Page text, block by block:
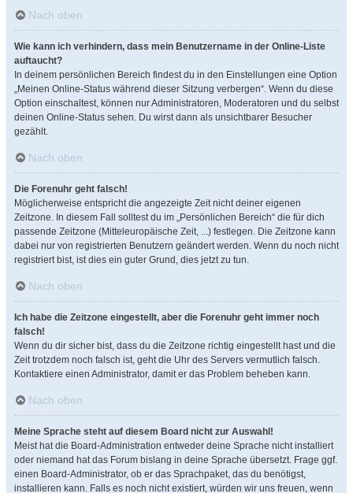
Nach oben
Wie kann ich verhindern, dass mein Benutzername in der Online-Liste
auftaucht?
In deinem persönlichen Bereich findest du in den Einstellungen eine Option
„Meinen Online-Status während dieser Sitzung verbergen“. Wenn du diese
Option einschaltest, können nur Administratoren, Moderatoren und du selbst
deinen Online-Status sehen. Du wirst dann als unsichtbarer Besucher
gezählt.
Nach oben
Die Forenuhr geht falsch!
Möglicherweise entspricht die angezeigte Zeit nicht deiner eigenen
Zeitzone. In diesem Fall solltest du im „Persönlichen Bereich“ die für dich
passende Zeitzone (Mitteleuropäische Zeit, ...) festlegen. Die Zeitzone kann
dabei nur von registrierten Benutzern geändert werden. Wenn du noch nicht
registriert bist, ist dies ein guter Grund, dies jetzt zu tun.
Nach oben
Ich habe die Zeitzone eingestellt, aber die Forenuhr geht immer noch
falsch!
Wenn du dir sicher bist, dass du die Zeitzone richtig eingestellt hast und die
Zeit trotzdem noch falsch ist, geht die Uhr des Servers vermutlich falsch.
Kontaktiere einen Administrator, damit er das Problem beheben kann.
Nach oben
Meine Sprache steht auf diesem Board nicht zur Auswahl!
Meist hat die Board-Administration entweder deine Sprache nicht installiert
oder niemand hat das Forum bislang in deine Sprache übersetzt. Frage ggf.
einen Board-Administrator, ob er das Sprachpaket, das du benötigst,
installieren kann. Falls es noch nicht existiert, würden wir uns freuen, wenn